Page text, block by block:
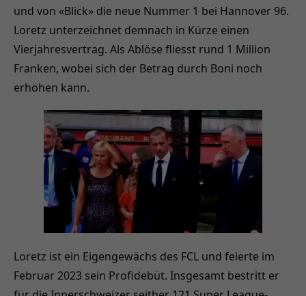
und von «Blick» die neue Nummer 1 bei Hannover 96.
Loretz unterzeichnet demnach in Kürze einen
Vierjahresvertrag. Als Ablöse fliesst rund 1 Million
Franken, wobei sich der Betrag durch Boni noch
erhöhen kann.
Loretz ist ein Eigengewächs des FCL und feierte im
Februar 2023 sein Profidebüt. Insgesamt bestritt er